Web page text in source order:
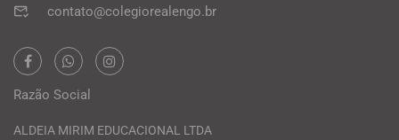
contato@colegiorealengo.br
Razão Social
ALDEIA MIRIM EDUCACIONAL LTDA